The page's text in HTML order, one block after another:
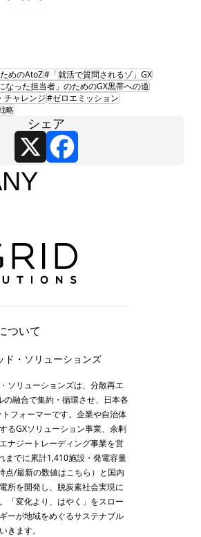
めのAtoZ#「就活で質問されるゾ」GX
なった担当者」のためのGX黒帯への道
チャレンジ#ゼロエミッション
略
シェア
X
ついて
ド・ソリューションズ
ソリューションズは、分散再エ
の融合で集約・循環させ、日本各
フォーマーです。企業や自治体
るGXソリューション事業、余剰
ナジートレーディング事業を営
までに累計1,410施設・発電容量
点/最新の数値はこちら ）と国内
所を開発し、脱炭素社会実現に
「変化より、はやく」をスロー
ーが地域をめぐるサステナブル
きます。